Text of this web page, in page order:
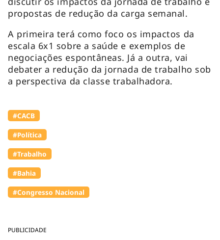
PUBLICIDADE
propostas de redução da carga semanal.
A primeira terá como foco os impactos da
escala 6x1 sobre a saúde e exemplos de
negociações espontâneas. Já a outra, vai
debater a redução da jornada de trabalho sob
a perspectiva da classe trabalhadora.
#⁠CACB
#Política
#Trabalho
#Bahia
#Congresso Nacional